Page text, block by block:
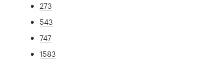
273
543
747
1583